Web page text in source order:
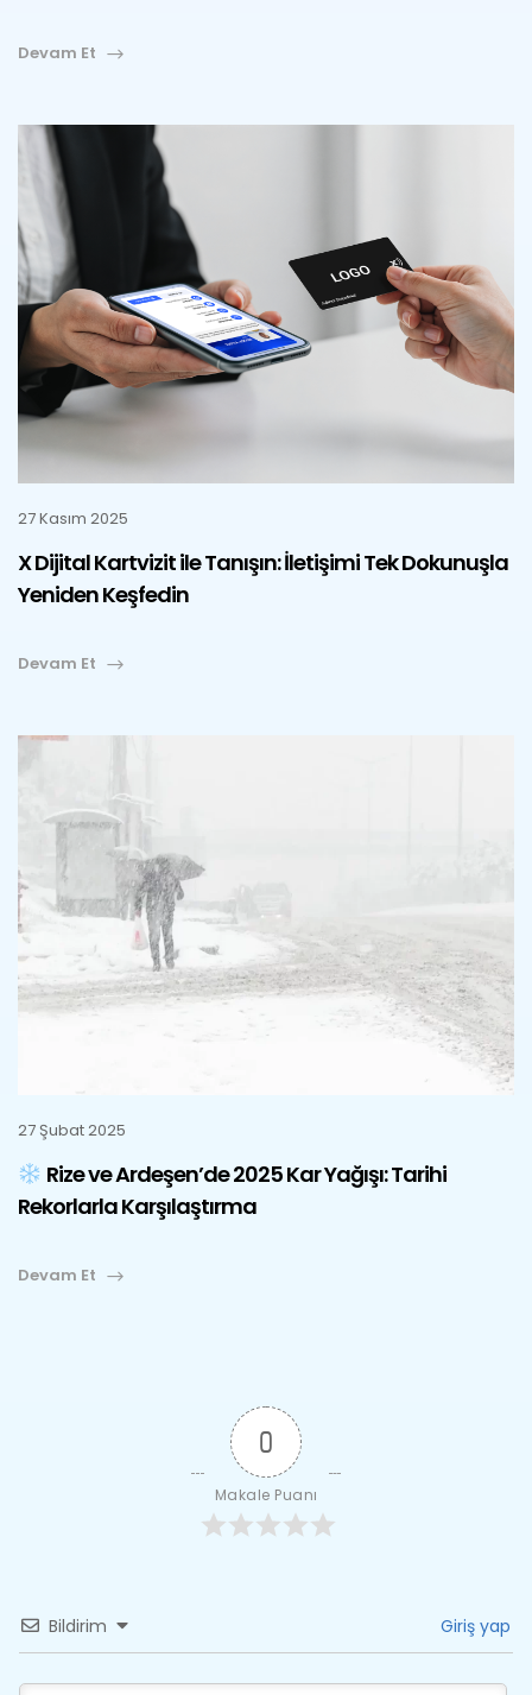
Devam Et
27 Kasım 2025
X Dijital Kartvizit ile Tanışın: İletişimi Tek Dokunuşla
Yeniden Keşfedin
Devam Et
27 Şubat 2025
Rize ve Ardeşen’de 2025 Kar Yağışı: Tarihi
Rekorlarla Karşılaştırma
Devam Et
0
Makale Puanı
Bildirim Giriş yap